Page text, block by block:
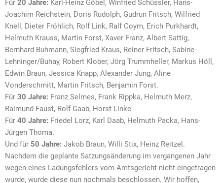
Für 20 Jahre: Karl-Heinz Göbel, Winfried Schüssler, Hans-
Joachim Reichstein, Doris Rudolph, Gudrun Fritsch, Wilfried
Knell, Dieter Fröhlich, Rolf Link, Ralf Coym, Erich Purkhardt,
Helmuth Krauss, Martin Forst, Xaver Franz, Albert Sattig,
Bernhard Buhmann, Siegfried Kraus, Reiner Fritsch, Sabine
Lehninger/Buhay, Robert Klober, Jörg Trummheller, Markus Höll,
Edwin Braun, Jessica Knapp, Alexander Jung, Aline
Vonderschmitt, Martin Fritsch, Benjamin Forst.
Für 30 Jahre: Franz Selmes, Frank Rippka, Helmuth Merz,
Raimund Faust, Rolf Gaab, Horst Linke
Für 40 Jahre: Friedel Lorz, Karl Daab, Helmuth Packa, Hans-
Jürgen Thoma.
Und für 50 Jahre: Jakob Braun, Willi Stix, Heinz Reitzel.
Nachdem die geplante Satzungsänderung im vergangenen Jahr
wegen eines Ladungsfehlers vom Amtsgericht nicht eingetragen
wurde, wurde diese nun nochmals beschlossen. Wir hoffen,